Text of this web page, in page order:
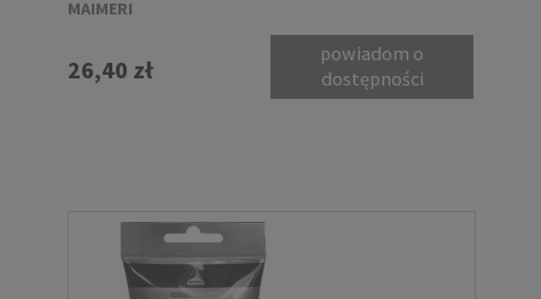
MAIMERI
26,40 zł
powiadom o
dostępności